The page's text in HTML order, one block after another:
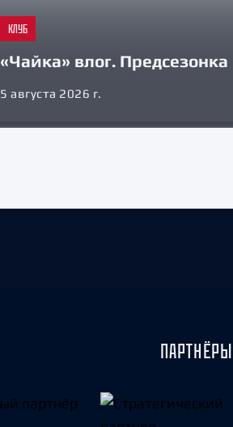
КЛУБ
«Чайка» влог. Предсезонка
5 августа 2026 г.